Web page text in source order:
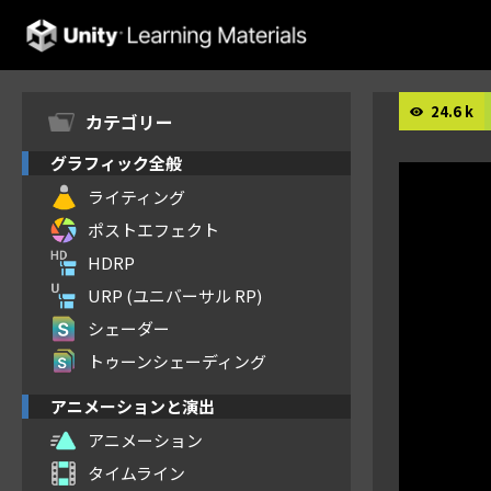
Unity Learning Materials
カテゴリー
グラフィック全般
ライティング
ポストエフェクト
HDRP
URP (ユニバーサル RP)
シェーダー
トゥーンシェーディング
アニメーションと演出
アニメーション
タイムライン
24.6 k